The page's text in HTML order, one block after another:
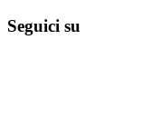
Seguici su